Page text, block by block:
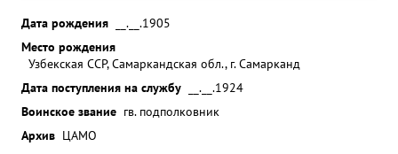
Дата рождения
__.__.1905
Место рождения
Узбекская ССР, Самаркандская обл., г. Самарканд
Дата поступления на службу
__.__.1924
Воинское звание гв. подполковник
Архив ЦАМО